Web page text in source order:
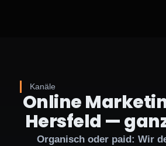
Kanäle
Online
Hersfeld —
Organisch oder paid: Wir